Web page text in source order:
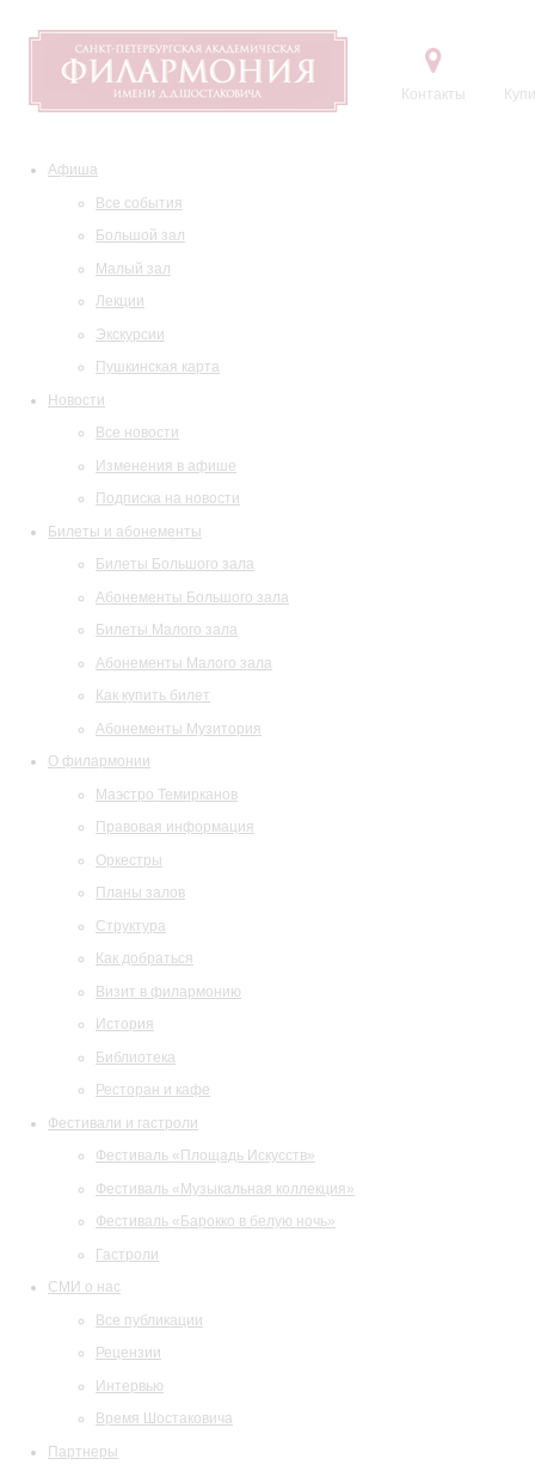
Контакты
Афиша
Все события
Большой зал
Малый зал
Лекции
Экскурсии
Пушкинская карта
Новости
Все новости
Изменения в афише
Подписка на новости
Билеты и абонементы
Билеты Большого зала
Абонементы Большого зала
Билеты Малого зала
Абонементы Малого зала
Как купить билет
Абонементы Музитория
О филармонии
Маэстро Темирканов
Правовая информация
Оркестры
Планы залов
Структура
Как добраться
Визит в филармонию
История
Библиотека
Ресторан и кафе
Фестивали и гастроли
Фестиваль «Площадь Искусств»
Фестиваль «Музыкальная коллекция»
Фестиваль «Барокко в белую ночь»
Гастроли
СМИ о нас
Все публикации
Рецензии
Интервью
Время Шостаковича
Партнеры